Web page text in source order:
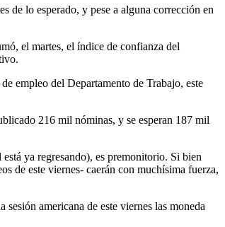
de lo esperado, y pese a alguna corrección en
el martes, el índice de confianza del
empleo del Departamento de Trabajo, este
216 mil nóminas, y se esperan 187 mil
ya regresando), es premonitorio. Si bien
de este viernes- caerán con muchísima fuerza,
americana de este viernes las moneda